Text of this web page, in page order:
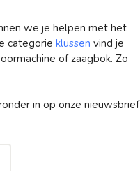
we je helpen met het
categorie klussen vind je
of zaagbok. Zo
in op onze nieuwsbrief